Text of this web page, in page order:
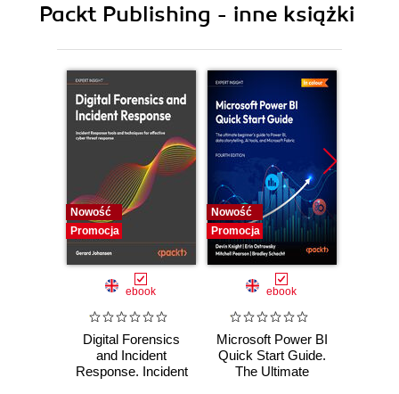
11. Time Series Prediction and LSTM Using CNTK
13. Appendix A- Activation Function Timings
14. Appendix B- Function Optimization Reference
Packt Publishing - inne książki
Nowość
Promocja
ebook
Digital Forensics
and Incident
Response. Incident
Nowość
Promocja
ebook
Microsoft Power BI
Quick Start Guide.
The Ultimate